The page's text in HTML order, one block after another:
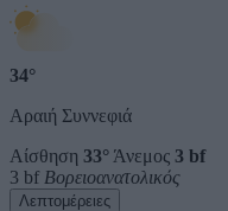
34°
Αραιή Συννεφιά
Αίσθηση 33° Άνεμος 3 bf
3 bf Βορειοανατολικός
Λεπτομέρειες